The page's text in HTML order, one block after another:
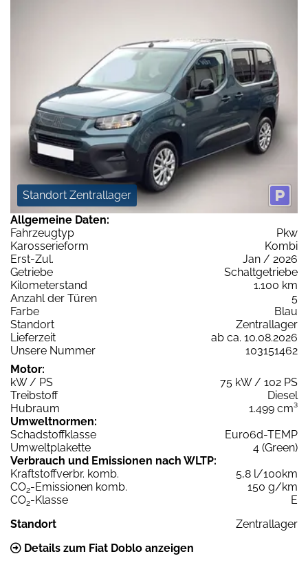
Standort Zentrallager
Allgemeine Daten:
Fahrzeugtyp
Pkw
Karosserieform
Kombi
Erst-Zul.
Jan / 2026
Getriebe
Schaltgetriebe
Kilometerstand
1.100 km
Anzahl der Türen
5
Farbe
Blau
Standort
Zentrallager
Lieferzeit
ab ca. 10.08.2026
Unsere Nummer
103151462
Motor:
kW / PS
75 kW / 102 PS
Treibstoff
Diesel
Hubraum
1.499 cm³
Umweltnormen:
Schadstoffklasse
Euro6d-TEMP
Umweltplakette
4 (Green)
Verbrauch und Emissionen nach WLTP:
Kraftstoffverbr. komb.
5,8 l/100km
CO2-Emissionen komb.
150 g/km
CO2-Klasse
E
Standort
Zentrallager
Details zum Fiat Doblo anzeigen